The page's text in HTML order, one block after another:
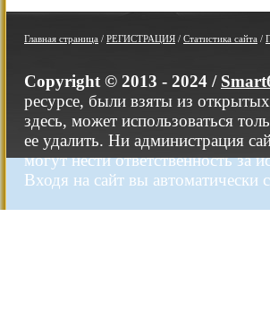
Главная страница / РЕГИСТРАЦИЯ / Статистика сайта /
Copyright © 2013 - 2024 /
ресурсе, были взяты из
здесь, может использоваться
ее удалить. Ни администрация
могут нести ответственность за
Входя на сайт вы автоматически